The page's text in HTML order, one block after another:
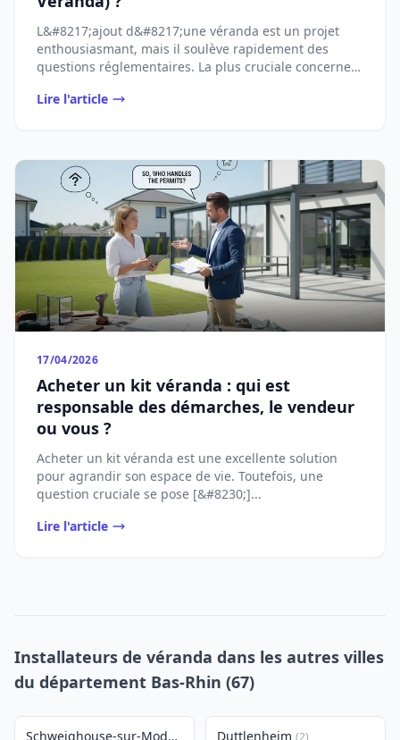
L&#8217;ajout d&#8217;une véranda est un projet
enthousiasmant, mais il soulève rapidement des
questions réglementaires. La plus cruciale concerne
Lire l'article
17/04/2026
Acheter un kit véranda : qui est
responsable des démarches, le vendeur
ou vous ?
Acheter un kit véranda est une excellente solution
pour agrandir son espace de vie. Toutefois, une
question cruciale se pose [&#8230;]...
Lire l'article
Installateurs de véranda dans les autres villes
du département Bas-Rhin (67)
Schweighouse-sur-Moder Duttlenheim (2)